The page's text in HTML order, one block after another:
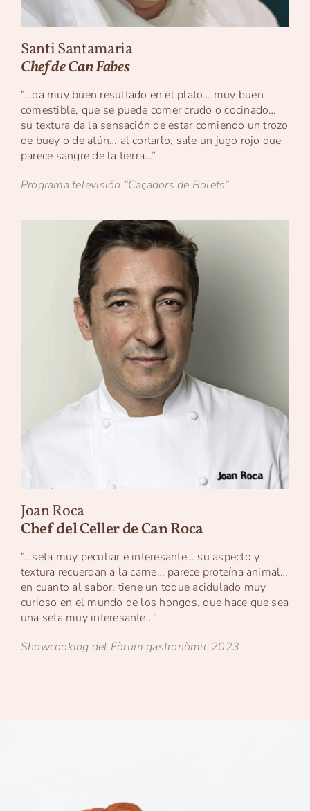
Santi Santamaria
Chef de Can Fabes
“…da muy buen resultado en el plato… muy buen
comestible, que se puede comer crudo o cocinado…
su textura da la sensación de estar comiendo un trozo
de buey o de atún… al cortarlo, sale un jugo rojo que
parece sangre de la tierra…”
Programa televisión “Caçadors de Bolets”
Joan Roca
Chef del Celler de Can Roca
“…seta muy peculiar e interesante… su aspecto y
textura recuerdan a la carne… parece proteína animal…
en cuanto al sabor, tiene un toque acidulado muy
curioso en el mundo de los hongos, que hace que sea
una seta muy interesante…”
Showcooking del Fòrum gastronòmic 2023